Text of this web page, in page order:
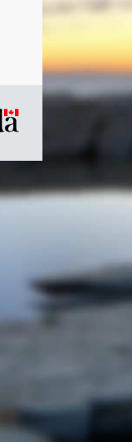
/
Symbole
gouvernement